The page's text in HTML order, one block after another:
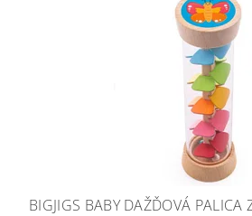
BIGJIGS BABY DAŽĎOVÁ PALICA